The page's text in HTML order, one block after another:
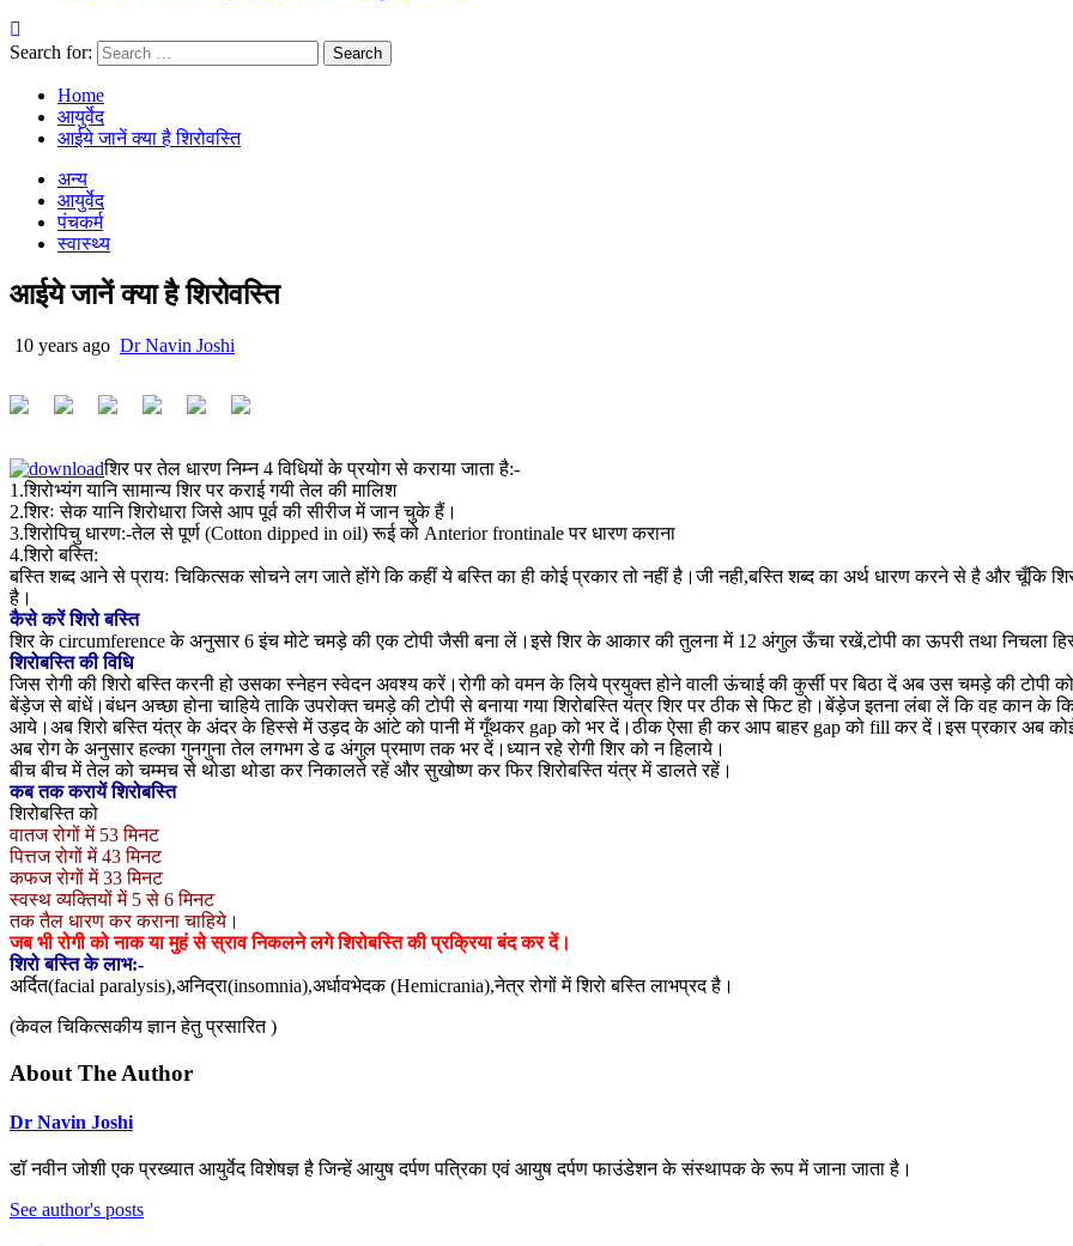
Search for:
Home
आयुर्वेद
आईये जानें क्या है शिरोवस्ति
अन्य
आयुर्वेद
पंचकर्म
स्वास्थ्य
आईये जानें क्या है शिरोवस्ति
10 years ago Dr Navin Joshi
शिर पर तेल धारण निम्न 4 विधियों के प्रयोग से कराया जाता है:-
1.शिरोभ्यंग यानि सामान्य शिर पर कराई गयी तेल की मालिश
2.शिरः सेक यानि शिरोधारा जिसे आप पूर्व की सीरीज में जान चुके हैं।
3.शिरोपिचु धारण:-तेल से पूर्ण (Cotton dipped in oil) रूई को Anterior frontinale पर धारण कराना
4.शिरो बस्ति:
बस्ति शब्द आने से प्रायः चिकित्सक सोचने लग जाते होंगे कि कहीं ये बस्ति का ही कोई प्रकार तो नहीं है।जी नही,बस्ति शब्द का अर्थ धारण करने से है और चूँकि
है।
कैसे करें शिरो बस्ति
शिर के circumference के अनुसार 6 इंच मोटे चमड़े की एक टोपी जैसी बना लें।इसे शिर के आकार की तुलना में 12 अंगुल ऊँचा रखें,टोपी का ऊपरी तथा निचला
शिरोबस्ति की विधि
जिस रोगी की शिरो बस्ति करनी हो उसका स्नेहन स्वेदन अवश्य करें।रोगी को वमन के लिये प्रयुक्त होने वाली ऊंचाई की कुर्सी पर बिठा दें अब उस चमड़े की
बेंड़ेज से बांधें।बंधन अच्छा होना चाहिये ताकि उपरोक्त चमड़े की टोपी से बनाया गया शिरोबस्ति यंत्र शिर पर ठीक से फिट हो।बेंड़ेज इतना लंबा लें कि वह कान के
आये।अब शिरो बस्ति यंत्र के अंदर के हिस्से में उड़द के आंटे को पानी में गूँथकर gap को भर दें।ठीक ऐसा ही कर आप बाहर gap को fill कर दें।इस प्रकार अब कोई
अब रोग के अनुसार हल्का गुनगुना तेल लगभग डे ढ अंगुल प्रमाण तक भर दें।ध्यान रहे रोगी शिर को न हिलाये।
बीच बीच में तेल को चम्मच से थोडा थोडा कर निकालते रहें और सुखोष्ण कर फिर शिरोबस्ति यंत्र में डालते रहें।
कब तक करायें शिरोबस्ति
शिरोबस्ति को
वातज रोगों में 53 मिनट
पित्तज रोगों में 43 मिनट
कफज रोगों में 33 मिनट
स्वस्थ व्यक्तियों में 5 से 6 मिनट
तक तैल धारण कर कराना चाहिये।
जब भी रोगी को नाक या मुहं से स्राव निकलने लगे शिरोबस्ति की प्रक्रिया बंद कर दें।
शिरो बस्ति के लाभ:-
अर्दित(facial paralysis),अनिद्रा(insomnia),अर्धावभेदक (Hemicrania),नेत्र रोगों में शिरो बस्ति लाभप्रद है।
(केवल चिकित्सकीय ज्ञान हेतु प्रसारित )
About The Author
Dr Navin Joshi
डॉ नवीन जोशी एक प्रख्यात आयुर्वेद विशेषज्ञ है जिन्हें आयुष दर्पण पत्रिका एवं आयुष दर्पण फाउंडेशन के संस्थापक के रूप में जाना जाता है।
See author's posts